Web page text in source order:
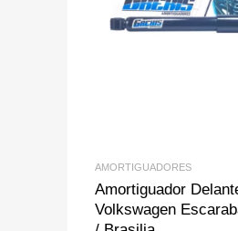
AddAdd
AMORTIGUADORES
Amortiguador
Volkswagen